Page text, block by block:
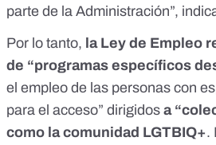
parte de la Administración”,
Por lo tanto, la Ley de Empleo
de “programas específicos
el empleo de las personas con
para el acceso” dirigidos a
como la comunidad LGTBIQ+.